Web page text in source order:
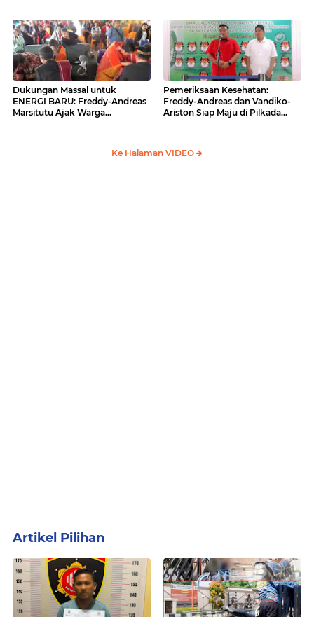
Dukungan Massal untuk
ENERGI BARU: Freddy-Andreas
Marsitutu Ajak Warga
Pemeriksaan Kesehatan:
Freddy-Andreas dan Vandiko-
Ariston Siap Maju di Pilkada
Ke Halaman VIDEO
Artikel Pilihan